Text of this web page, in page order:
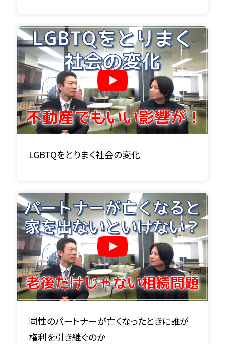
LGBTQをとりまく社会の変化
同性のパートナーが亡くなったときに誰が
権利を引き継ぐのか